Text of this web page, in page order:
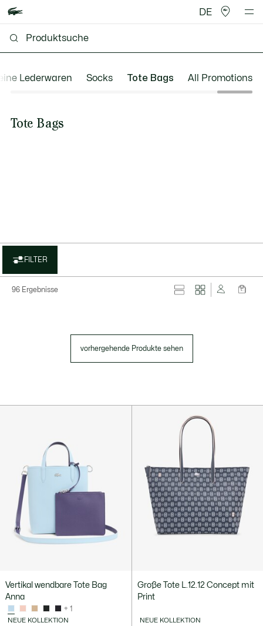
DE
Lederwaren Socks Tote Bags All Promotions
Tote Bags
FILTER
96 Ergebnisse
vorhergehende Produkte sehen
Vertikal wendbare Tote Bag
Anna
+ 1
NEUE KOLLEKTION
Große Tote L.12.12 Concept mit
Print
NEUE KOLLEKTION